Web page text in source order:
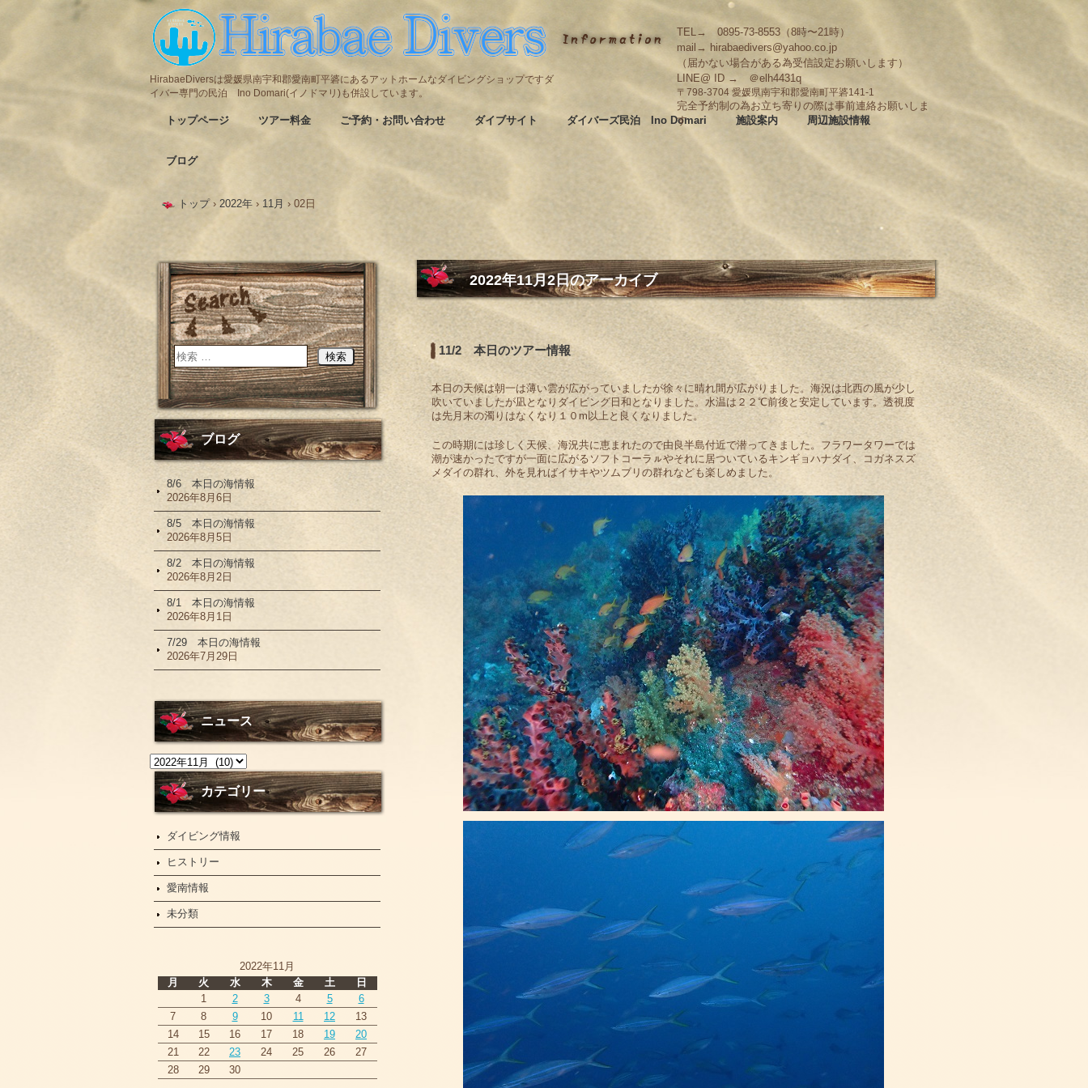
HirabaeDiversは愛媛県南宇和郡愛南町平碆にあるアットホームなダイビングショップですダ
イバー専門の民泊 Ino Domari(イノドマリ)も併設しています。
TEL→ 0895-73-8553（8時〜21時）
mail→ hirabaedivers@yahoo.co.jp
（届かない場合がある為受信設定お願いします）
LINE@ ID → ＠elh4431q
〒798-3704 愛媛県南宇和郡愛南町平碆141-1
完全予約制の為お立ち寄りの際は事前連絡お願いしま
す
トップページ ツアー料金 ご予約・お問い合わせ ダイブサイト ダイバーズ民泊 Ino Domari 施設案内 周辺施設情報
ブログ
トップ › 2022年 › 11月 › 02日
2022年11月2日のアーカイブ
11/2 本日のツアー情報
本日の天候は朝一は薄い雲が広がっていましたが徐々に晴れ間が広がりました。海況は北西の風が少し
吹いていましたが凪となりダイビング日和となりました。水温は２２℃前後と安定しています。透視度
は先月末の濁りはなくなり１０m以上と良くなりました。
この時期には珍しく天候、海況共に恵まれたので由良半島付近で潜ってきました。フラワータワーでは
潮が速かったですが一面に広がるソフトコーラㇽやそれに居ついているキンギョハナダイ、コガネスズ
メダイの群れ、外を見ればイサキやツムブリの群れなども楽しめました。
ブログ
8/6 本日の海情報
2026年8月6日
8/5 本日の海情報
2026年8月5日
8/2 本日の海情報
2026年8月2日
8/1 本日の海情報
2026年8月1日
7/29 本日の海情報
2026年7月29日
ニュース
ニ
ュ
ー
カテゴリー
ダイビング情報
ヒストリー
愛南情報
未分類
2022年11月
月
火 水 木 金 土
日
1
2 3 4 5
6
7
8 9 10 11 12
13
14
15 16 17 18 19
20
21
22 23 24 25 26
27
28
29 30